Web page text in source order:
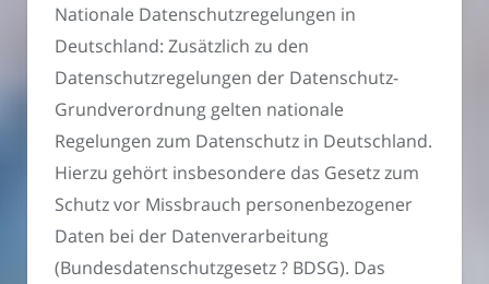
Nationale Datenschutzregelungen in
Deutschland: Zusätzlich zu den
Datenschutzregelungen der Datenschutz-
Grundverordnung gelten nationale
Regelungen zum Datenschutz in Deutschland.
Hierzu gehört insbesondere das Gesetz zum
Schutz vor Missbrauch personenbezogener
Daten bei der Datenverarbeitung
(Bundesdatenschutzgesetz ? BDSG). Das